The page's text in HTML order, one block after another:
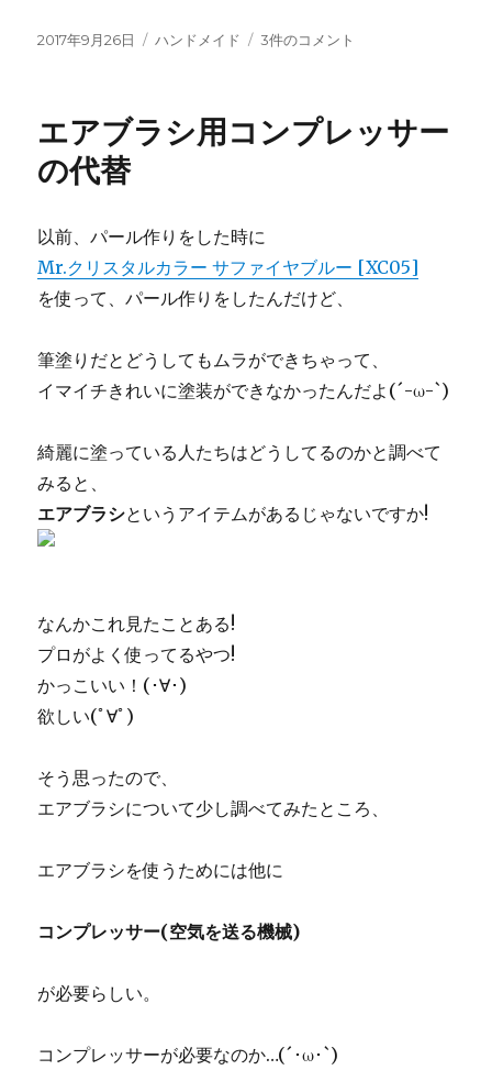
投
2017年9月26日
カ
ー
ハンドメイド
集
作
の
3件のコメント
エアブラシ用コンプレッサー
の代替
以前、パール作りをした時に
Mr.クリスタルカラー サファイヤブルー [XC05]
を使って、パール作りをしたんだけど、
筆塗りだとどうしてもムラができちゃって、
イマイチきれいに塗装ができなかったんだよ(´-ω-`)
綺麗に塗っている人たちはどうしてるのかと調べて
みると、
エアブラシというアイテムがあるじゃないですか!
なんかこれ見たことある!
プロがよく使ってるやつ!
かっこいい！(･∀･)
欲しい(ﾟ∀ﾟ)
そう思ったので、
エアブラシについて少し調べてみたところ、
エアブラシを使うためには他に
コンプレッサー(空気を送る機械)
が必要らしい。
コンプレッサーが必要なのか…(´･ω･`)